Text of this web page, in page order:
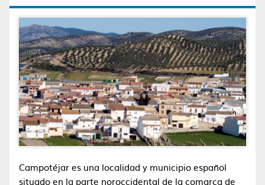
Campotéjar es una localidad y municipio español
situado en la parte noroccidental de la comarca de